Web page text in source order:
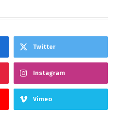
Twitter
Instagram
Vimeo